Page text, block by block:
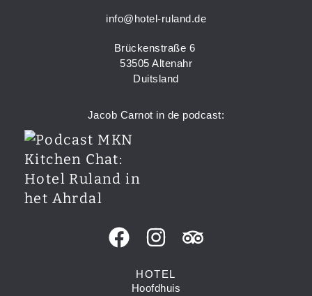
info@hotel-ruland.de
Brückenstraße 6
53505 Altenahr
Duitsland
Jacob Carnot in de podcast:
HOTEL
Hoofdhuis